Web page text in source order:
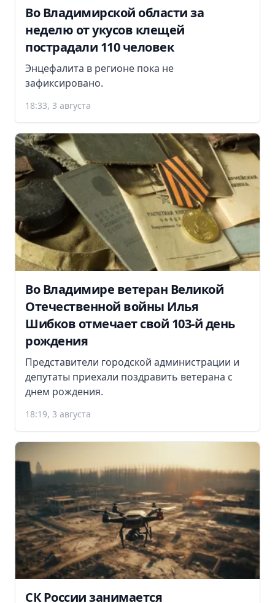
Во Владимирской области за
неделю от укусов клещей
пострадали 110 человек
Энцефалита в регионе пока не
зафиксировано.
18:33, 3 августа
Во Владимире ветеран Великой
Отечественной войны Илья
Шибков отмечает свой 103-й день
рождения
Представители городской администрации и
депутаты приехали поздравить ветерана с
днем рождения.
18:19, 3 августа
СК России занимается